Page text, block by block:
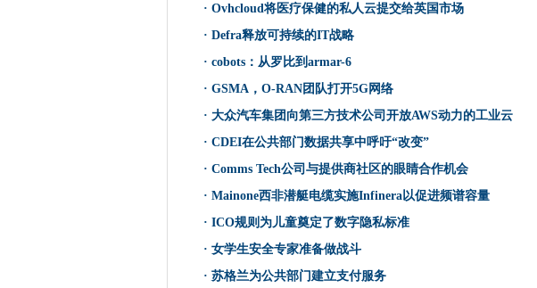
只有1％的女求职者渴望在初创公司中工作
Revafy声称“基本上新的移动数据安全方法
HPE提供AS-A-Service 5G核心软件堆栈的运营商
Ovhcloud将医疗保健的私人云提交给英国市场
Lady Gaga和Madonna可以让人们认真对待安全吗？
Pitney Bowes一年内第二赎金软件攻击袭击
计算机滥用事件的电脑数量
职业黑客崛起的神经化论
cobots：从罗比到armar-6
· Ovhcloud将医疗保健的私人云提交给英国市场
· Defra释放可持续的IT战略
· cobots：从罗比到armar-6
· GSMA，O-RAN团队打开5G网络
· 大众汽车集团向第三方技术公司开放AWS动力的工业云
· CDEI在公共部门数据共享中呼吁“改变”
· Comms Tech公司与提供商社区的眼睛合作机会
· Mainone西非潜艇电缆实施Infinera以促进频谱容量
· ICO规则为儿童奠定了数字隐私标准
· 女学生安全专家准备做战斗
· 苏格兰为公共部门建立支付服务